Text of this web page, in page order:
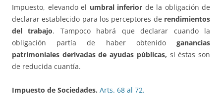
Impuesto, elevando el umbral inferior de la obligación de
declarar establecido para los perceptores de rendimientos
del trabajo. Tampoco habrá que declarar cuando la
obligación partía de haber obtenido ganancias
patrimoniales derivadas de ayudas públicas, si éstas son
de reducida cuantía.
Impuesto de Sociedades. Arts. 68 al 72.